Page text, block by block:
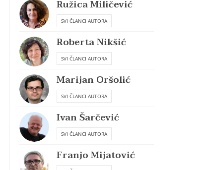
Ružica Miličević
SVI ČLANCI AUTORA
Roberta Nikšić
SVI ČLANCI AUTORA
Marijan Oršolić
SVI ČLANCI AUTORA
Ivan Šarčević
SVI ČLANCI AUTORA
Franjo Mijatović